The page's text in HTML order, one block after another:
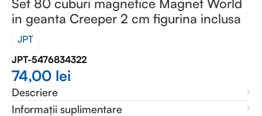
in geanta Creeper 2 cm figurina inclusa
JPT
JPT-5476834322
74,00 lei
Descriere
Informații suplimentare